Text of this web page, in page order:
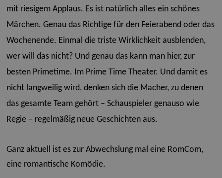
mit riesigem Applaus. Es ist natürlich alles ein schönes
Märchen. Genau das Richtige für den Feierabend oder das
Wochenende. Einmal die triste Wirklichkeit ausblenden,
wer will das nicht? Und genau das kann man hier, zur
besten Primetime. Im Prime Time Theater. Und damit es
nicht langweilig wird, denken sich die Macher, zu denen
das gesamte Team gehört – Schauspieler genauso wie
Regie – regelmäßig neue Geschichten aus.
Ganz aktuell ist es zur Abwechslung mal eine RomCom,
eine romantische Komödie.